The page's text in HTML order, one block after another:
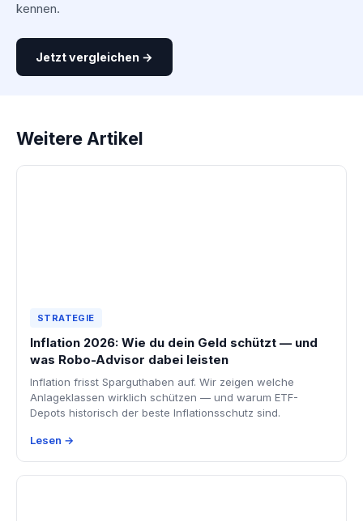
kennen.
Jetzt vergleichen →
Weitere Artikel
STRATEGIE
Inflation 2026: Wie du dein Geld schützt — und
was Robo-Advisor dabei leisten
Inflation frisst Sparguthaben auf. Wir zeigen welche
Anlageklassen wirklich schützen — und warum ETF-
Depots historisch der beste Inflationsschutz sind.
Lesen →